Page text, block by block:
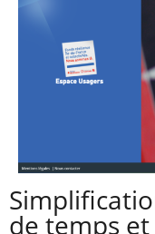
de temps